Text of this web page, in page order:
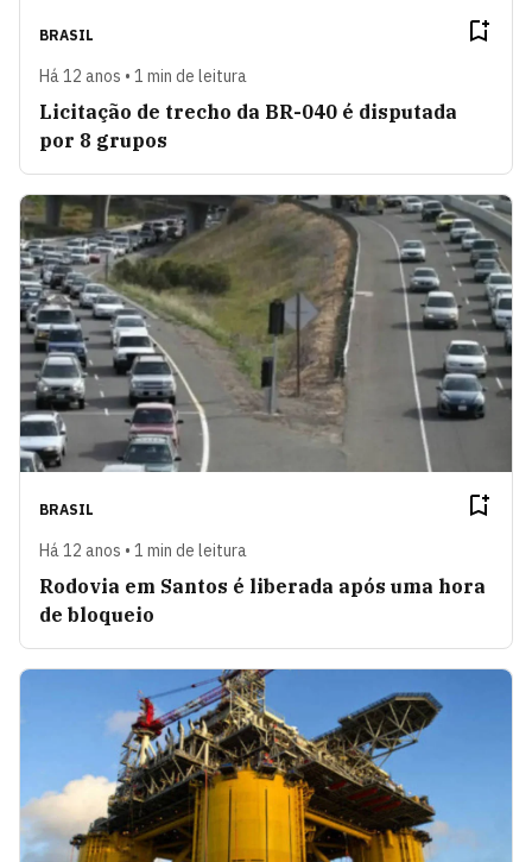
BRASIL
Há 12 anos • 1 min de leitura
Licitação de trecho da BR-040 é disputada
por 8 grupos
BRASIL
Há 12 anos • 1 min de leitura
Rodovia em Santos é liberada após uma hora
de bloqueio